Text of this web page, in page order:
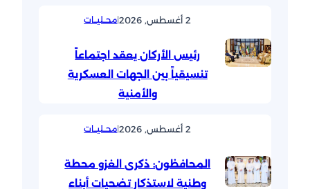
2 أغسطس, 2026 |محــليــات
رئيس الأركان يعقد اجتماعاً
تنسيقياً بين الجهات العسكرية
والأمنية
2 أغسطس, 2026 |محــليــات
المحافظون: ذكرى الغزو محطة
وطنية لاستذكار تضحيات أبناء